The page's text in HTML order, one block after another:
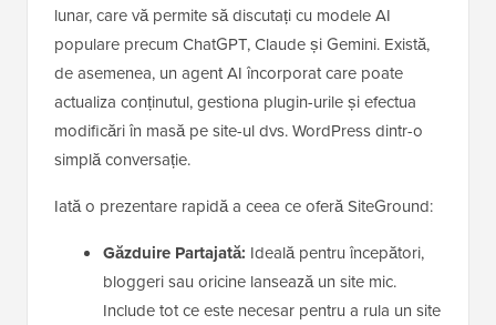
lunar, care vă permite să discutați cu modele AI
populare precum ChatGPT, Claude și Gemini. Există,
de asemenea, un agent AI încorporat care poate
actualiza conținutul, gestiona plugin-urile și efectua
modificări în masă pe site-ul dvs. WordPress dintr-o
simplă conversație.
Iată o prezentare rapidă a ceea ce oferă SiteGround:
Găzduire Partajată: Ideală pentru începători,
bloggeri sau oricine lansează un site mic.
Include tot ce este necesar pentru a rula un site